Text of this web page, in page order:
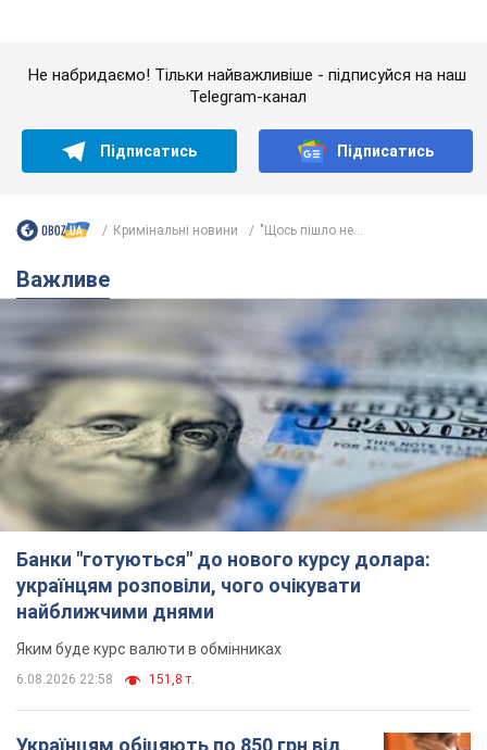
українцям розповіли, чого очікувати
найближчими днями
Яким буде курс валюти в обмінниках
6.08.2026 22:58 151,8 т.
Українцям обіцяють по 850 грн від
мобільних операторів: що не так з
цими повідомленнями
Як не потрапити в пастку шахраїв
6.08.2026 21:02 16,5 т.
Найдорожчий футболіст "Динамо"
забив "Карабаху" вже на 10-й хвилині
матчу. Відео
Поєдинок відбувається в Польщі
6.08.2026 20:48 6,9 т.